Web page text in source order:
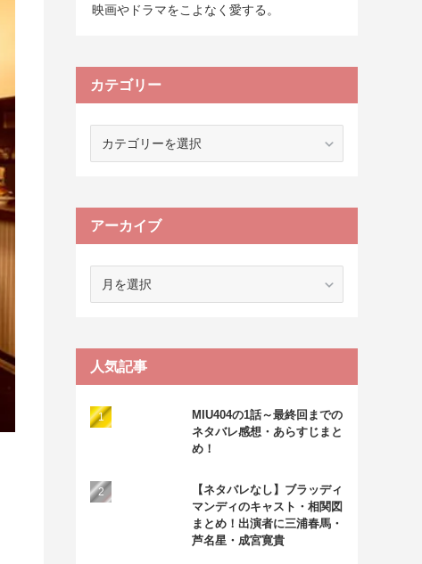
映画やドラマをこよなく愛する。
カテゴリー
ー
アーカイブ
ブ
人気記事
MIU404の1話～最終回までの
ネタバレ感想・あらすじまと
め！
【ネタバレなし】ブラッディ
マンディのキャスト・相関図
まとめ！出演者に三浦春馬・
芦名星・成宮寛貴